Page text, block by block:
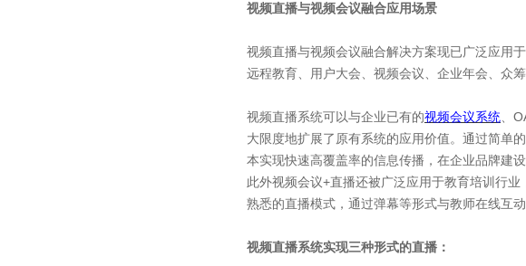
视频直播与视频会议融合应用场景
视频直播与视频会议融合解决方案现已广泛应用
远程教育、用户大会、视频会议、企业年会、众筹
视频直播系统可以与企业已有的视频会议系统、
大限度地扩展了原有系统的应用价值。通过简单
本实现快速高覆盖率的信息传播，在企业品牌建
此外视频会议+直播还被广泛应用于教育培训行
熟悉的直播模式，通过弹幕等形式与教师在线互
视频直播系统实现三种形式的直播：